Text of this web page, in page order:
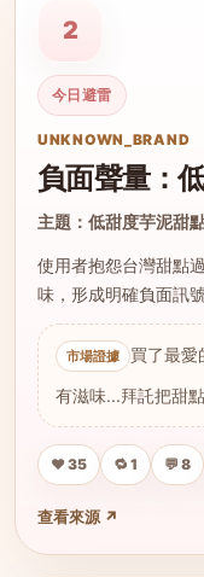
2
今日避雷
UNKNOWN_BRAND
負面聲量：
主題：低甜度芋泥甜
使用者抱怨台灣甜點
味，形成明確負面訊號
買了最愛
有滋味...拜託把甜
❤️ 35 🔁 1 💬 8
查看來源 ↗